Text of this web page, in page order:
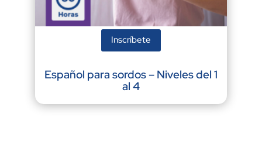
Inscríbete
Español para sordos – Niveles del 1
al 4